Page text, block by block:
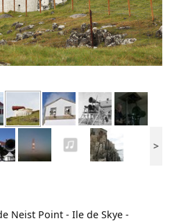
>
Neist Point - Ile de Skye -